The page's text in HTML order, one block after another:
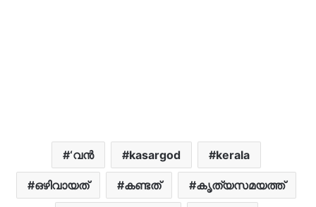
‘വന്‍ kasargod kerala
ഒഴിവായത് കണ്ടത് കൃത്യസമയത്ത്